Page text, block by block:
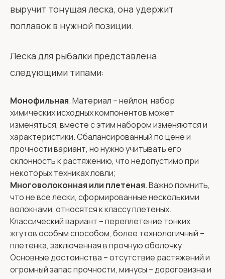
выручит тонущая леска, она удержит
поплавок в нужной позиции.
Леска для рыбалки представлена
следующими типами:
Монофильная. Материал – нейлон, набор
химических исходных компонентов может
изменяться, вместе с этим набором изменяются и
характеристики. Сбалансированный по цене и
прочности вариант, но нужно учитывать его
склонность к растяжению, что недопустимо при
некоторых техниках ловли;
Многоволоконная или плетеная. Важно помнить,
что не все лески, сформированные несколькими
волокнами, относятся к классу плетеных.
Классический вариант – переплетение тонких
жгутов особым способом, более технологичный –
плетенка, заключенная в прочную оболочку.
Основные достоинства – отсутствие растяжений и
огромный запас прочности, минусы – дороговизна и